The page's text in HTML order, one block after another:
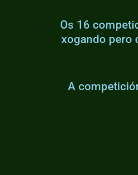
Os 16
xogando pero
A